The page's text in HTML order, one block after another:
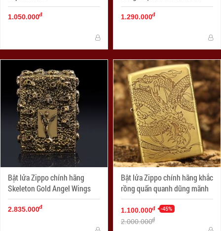
1.050.000đ 1.290.000đ
Bật lửa Zippo chính hãng
Skeleton Gold Angel Wings
2.835.000đ
Bật lửa Zippo chính hãng khắc
rồng quấn quanh dũng mãnh
1.100.000đ -45%
2.000.000đ